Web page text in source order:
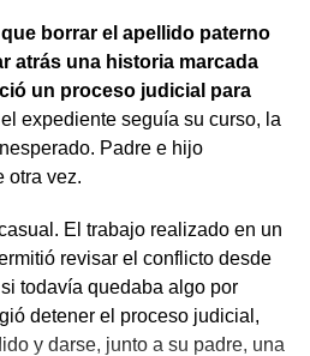
de la causa
que el dueño del perro
vía civil una indemnización
haber sufrido.
borrar el apellido paterno
atrás una historia marcada
un proceso judicial para
expediente seguía su curso, la
Padre e hijo
otra vez.
El trabajo realizado en un
revisar el conflicto desde
todavía quedaba algo por
detener el proceso judicial,
y darse, junto a su padre, una